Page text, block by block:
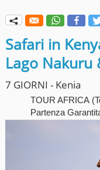
q
Safari in
Lago Nakuru
7 GIORNI - Kenia
TOUR AFRICA(
Partenza